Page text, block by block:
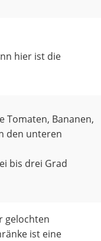
hier ist die
Tomaten, Bananen,
den unteren
bis drei Grad
gelochten
ist eine